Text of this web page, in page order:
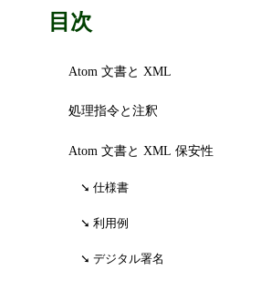
目次
Atom 文書と XML
処理指令と注釈
Atom 文書と XML 保安性
仕様書
利用例
デジタル署名